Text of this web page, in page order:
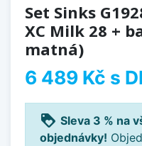
Set Sinks
XC Milk 28 +
matná)
6 489 Kč s
loyalty Sleva 3 % na
objednávky!